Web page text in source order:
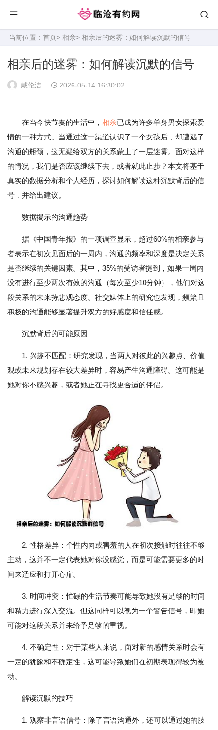
当前位置： 首页> 相亲> 相亲后的迷雾：如何解读沉默的信号
相亲后的迷雾：如何解读沉默的信号
戴伦洁 2026-05-14 16:30:02
在当今快节奏的生活中， 相亲已成为许多单身男女探索爱
情的一种方式。当通过这一渠道认识了一个女孩后，却遭遇了
沟通的瓶颈，这无疑给双方的关系蒙上了一层迷雾。面对这样
的情况，我们是否应该继续下去，或者就此止步？本文将基于
真实的数据分析和个人经历，探讨如何解读这种沉默背后的信
号，并给出建议。
数据揭示的沟通趋势
据《中国青年报》的一项调查显示，超过60%的相亲参与
者表示在初次见面后的一周内，沟通的频率和深度是决定关系
是否继续的关键因素。其中，35%的受访者提到，如果一周内
没有进行至少两次有效的沟通（每次至少10分钟），他们对这
段关系的未来持悲观态度。社交媒体上的研究也发现，频繁且
积极的沟通能够显著提升双方的好感度和信任感。
沉默背后的可能原因
1. 兴趣不匹配：研究发现，当两人对彼此的兴趣点、价值
观或未来规划存在较大差异时，容易产生沟通障碍。这可能是
她对你不感兴趣，或者她正在寻找更合适的伴侣。
2. 性格差异：个性内向或害羞的人在初次接触时往往不够
主动，这并不一定代表她对你没感觉，而是可能需要更多的时
间来适应和打开心扉。
3. 时间冲突：忙碌的生活节奏可能导致她没有足够的时间
和精力进行深入交流。但这同样可以视为一个警告信号，即她
可能对这段关系并未给予足够的重视。
4. 不确定性：对于某些人来说，面对新的感情关系时会有
一定的犹豫和不确定性，这可能导致她们在初期表现得较为被
动。
解读沉默的技巧
1. 观察非言语信号：除了言语沟通外，还可以通过她的肢